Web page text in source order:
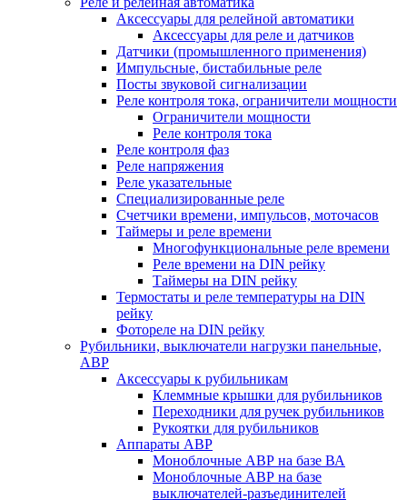
Аксессуары для релейной автоматики
Аксессуары для реле и датчиков
Датчики (промышленного применения)
Импульсные, бистабильные реле
Посты звуковой сигнализации
Реле контроля тока, ограничители мощности
Ограничители мощности
Реле контроля тока
Реле контроля фаз
Реле напряжения
Реле указательные
Специализированные реле
Счетчики времени, импульсов, моточасов
Таймеры и реле времени
Многофункциональные реле времени
Реле времени на DIN рейку
Таймеры на DIN рейку
Термостаты и реле температуры на DIN
рейку
Фотореле на DIN рейку
Рубильники, выключатели нагрузки панельные,
АВР
Аксессуары к рубильникам
Клеммные крышки для рубильников
Переходники для ручек рубильников
Рукоятки для рубильников
Аппараты АВР
Моноблочные АВР на базе ВА
Моноблочные АВР на базе
выключателей-разъединителей